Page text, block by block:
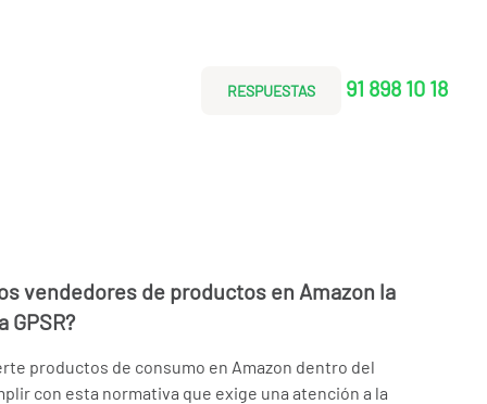
RESPUESTAS 91 898 10 18
vendedores de productos en Amazon la
productos de consumo en Amazon dentro del
con esta normativa que exige una atención a la